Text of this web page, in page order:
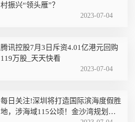
村振兴“领头雁”？
2023-07-04
腾讯控股7月3日斥资4.01亿港元回购
119万股_天天快看
2023-07-04
每日关注!深圳将打造国际滨海度假胜
地，涉海域115公顷！金沙湾规划公